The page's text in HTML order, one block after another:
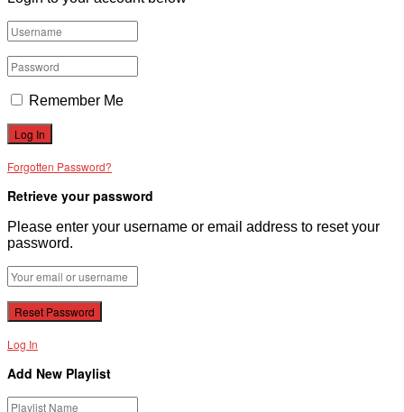
Remember Me
Forgotten Password?
Retrieve your password
Please enter your username or email address to reset your
password.
Log In
Add New Playlist